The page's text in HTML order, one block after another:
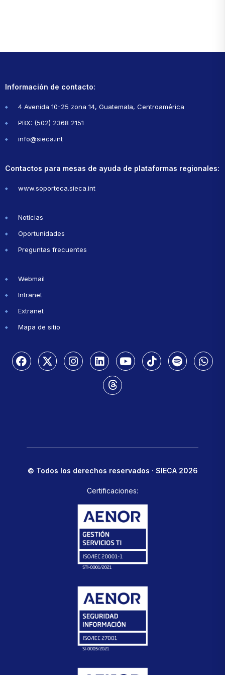
Información de contacto:
4 Avenida 10-25 zona 14, Guatemala, Centroamérica
PBX: (502) 2368 2151
info@sieca.int
Contactos para mesas de ayuda de plataformas regionales:
www.soporteca.sieca.int
Noticias
Oportunidades
Preguntas frecuentes
Webmail
Intranet
Extranet
Mapa de sitio
© Todos los derechos reservados · SIECA 2026
Certificaciones: